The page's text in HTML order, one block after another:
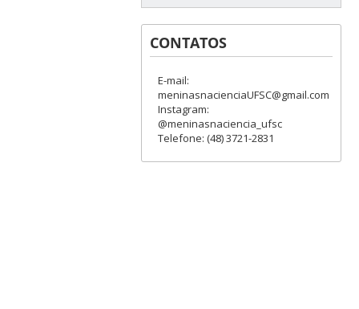
CONTATOS
E-mail:
meninasnacienciaUFSC@gmail.com
Instagram:
@meninasnaciencia_ufsc
Telefone: (48) 3721-2831